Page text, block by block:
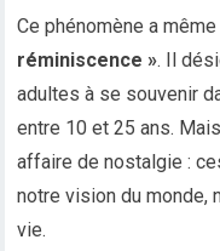
Ce phénomène a
réminiscence ». Il
adultes à se souvenir
entre 10 et 25 ans.
affaire de nostalgie :
notre vision du monde,
vie.